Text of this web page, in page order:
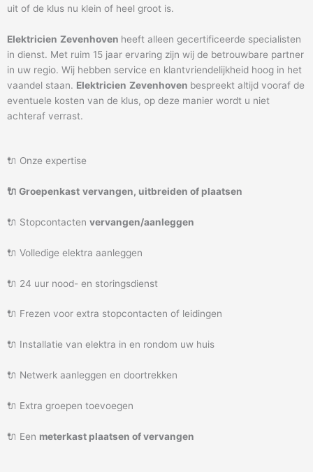
uit of de klus nu klein of heel groot is.
Elektricien Zevenhoven heeft alleen gecertificeerde specialisten
in dienst. Met ruim 15 jaar ervaring zijn wij de betrouwbare partner
in uw regio. Wij hebben service en klantvriendelijkheid hoog in het
vaandel staan. Elektricien Zevenhoven bespreekt altijd vooraf de
eventuele kosten van de klus, op deze manier wordt u niet
achteraf verrast.
🔌 Onze expertise
🔌 Groepenkast vervangen, uitbreiden of plaatsen
🔌 Stopcontacten vervangen/aanleggen
🔌 Volledige elektra aanleggen
🔌 24 uur nood- en storingsdienst
🔌 Frezen voor extra stopcontacten of leidingen
🔌 Installatie van elektra in en rondom uw huis
🔌 Netwerk aanleggen en doortrekken
🔌 Extra groepen toevoegen
🔌 Een meterkast plaatsen of vervangen